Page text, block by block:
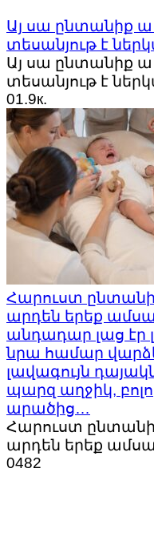
Այ սա ընտանիք ա
տեսանյութ է
Այ սա ընտանիք ա
տեսանյութ է
01.9к.
Հարուստ
արդեն երեք
անդադար լաց էր
նրա համար
լավագույն
պարզ աղջիկ,
արածից…
Հարուստ
արդեն երեք
0482